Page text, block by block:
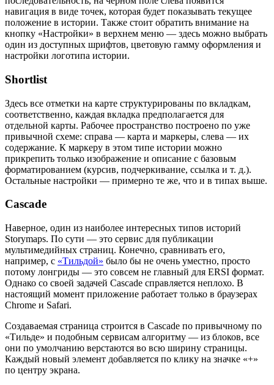
навигация в виде точек, которая будет показывать текущее
положение в истории. Также стоит обратить внимание на
кнопку «Настройки» в верхнем меню — здесь можно выбрать
один из доступных шрифтов, цветовую гамму оформления и
настройки логотипа истории.
Shortlist
Здесь все отметки на карте структурированы по вкладкам,
соответственно, каждая вкладка предполагается для
отдельной карты. Рабочее пространство построено по уже
привычной схеме: справа — карта и маркеры, слева — их
содержание. К маркеру в этом типе истории можно
прикрепить только изображение и описание с базовым
форматированием (курсив, подчеркивание, ссылка и т. д.).
Остальные настройки — примерно те же, что и в типах выше.
Cascade
Наверное, один из наиболее интересных типов историй
Storymaps. По сути — это сервис для публикации
мультимедийных страниц. Конечно, сравнивать его,
например, с «Тильдой» было бы не очень уместно, просто
потому лонгриды — это совсем не главный для ERSI формат.
Однако со своей задачей Cascade справляется неплохо. В
настоящий момент приложение работает только в браузерах
Chrome и Safari.
Создаваемая страница строится в Cascade по привычному по
«Тильде» и подобным сервисам алгоритму — из блоков, все
они по умолчанию верстаются во всю ширину страницы.
Каждый новый элемент добавляется по клику на значке «+»
по центру экрана.